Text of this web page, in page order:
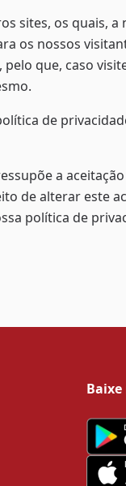
sites, os quais, a
os nossos
pelo que, caso
de
a
de alterar este
política de
Baixe